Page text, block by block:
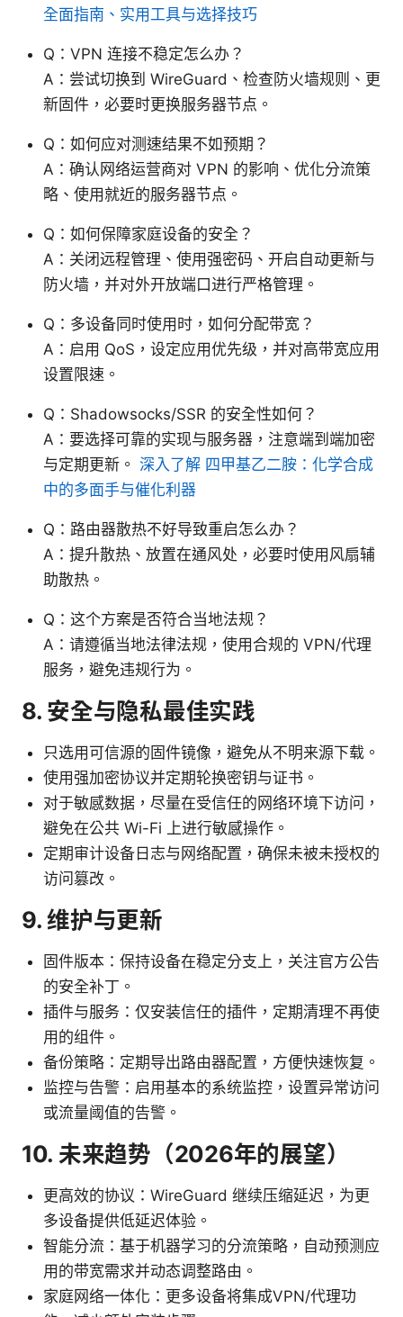
全面指南、实用工具与选择技巧
Q：VPN 连接不稳定怎么办？
A：尝试切换到 WireGuard、检查防火墙规则、更
新固件，必要时更换服务器节点。
Q：如何应对测速结果不如预期？
A：确认网络运营商对 VPN 的影响、优化分流策
略、使用就近的服务器节点。
Q：如何保障家庭设备的安全？
A：关闭远程管理、使用强密码、开启自动更新与
防火墙，并对外开放端口进行严格管理。
Q：多设备同时使用时，如何分配带宽？
A：启用 QoS，设定应用优先级，并对高带宽应用
设置限速。
Q：Shadowsocks/SSR 的安全性如何？
A：要选择可靠的实现与服务器，注意端到端加密
与定期更新。 深入了解 四甲基乙二胺：化学合成
中的多面手与催化利器
Q：路由器散热不好导致重启怎么办？
A：提升散热、放置在通风处，必要时使用风扇辅
助散热。
Q：这个方案是否符合当地法规？
A：请遵循当地法律法规，使用合规的 VPN/代理
服务，避免违规行为。
8. 安全与隐私最佳实践
只选用可信源的固件镜像，避免从不明来源下载。
使用强加密协议并定期轮换密钥与证书。
对于敏感数据，尽量在受信任的网络环境下访问，
避免在公共 Wi-Fi 上进行敏感操作。
定期审计设备日志与网络配置，确保未被未授权的
访问篡改。
9. 维护与更新
固件版本：保持设备在稳定分支上，关注官方公告
的安全补丁。
插件与服务：仅安装信任的插件，定期清理不再使
用的组件。
备份策略：定期导出路由器配置，方便快速恢复。
监控与告警：启用基本的系统监控，设置异常访问
或流量阈值的告警。
10. 未来趋势（2026年的展望）
更高效的协议：WireGuard 继续压缩延迟，为更
多设备提供低延迟体验。
智能分流：基于机器学习的分流策略，自动预测应
用的带宽需求并动态调整路由。
家庭网络一体化：更多设备将集成VPN/代理功